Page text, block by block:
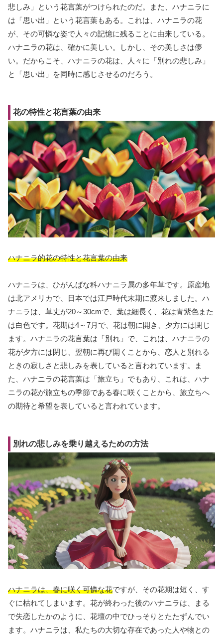
悲しみ」という花言葉がつけられたのだ。また、ハナニラに
は「思い出」という花言葉もある。これは、ハナニラの花
が、その可憐な姿で人々の記憶に残ることに由来している。
ハナニラの花は、確かに美しい。しかし、その美しさは儚
い。だからこそ、ハナニラの花は、人々に「別れの悲しみ」
と「思い出」を同時に感じさせるのだろう。
花の特性と花言葉の由来
ハナニラ的花の特性と花言葉の由来
ハナニラは、ひがんばな科ハナニラ属の多年草です。原産地
は北アメリカで、日本では江戸時代末期に渡来しました。ハ
ナニラは、草丈が20～30cmで、葉は細長く、花は青紫色また
は白色です。花期は4～7月で、花は朝に開き、夕方には閉じ
ます。ハナニラの花言葉は「別れ」で、これは、ハナニラの
花が夕方には閉じ、翌朝に再び開くことから、恋人と別れる
ときの寂しさと悲しみを表していると言われています。ま
た、ハナニラの花言葉は「旅立ち」でもあり、これは、ハナ
ニラの花が旅立ちの季節である春に咲くことから、旅立ちへ
の期待と希望を表していると言われています。
別れの悲しみを乗り越えるための方法
ハナニラは、春に咲く可憐な花ですが、その花期は短く、す
ぐに枯れてしまいます。花が終わった後のハナニラは、まる
で失恋したかのように、花壇の中でひっそりとたたずんでい
ます。ハナニラは、私たちの大切な存在であった人や物との